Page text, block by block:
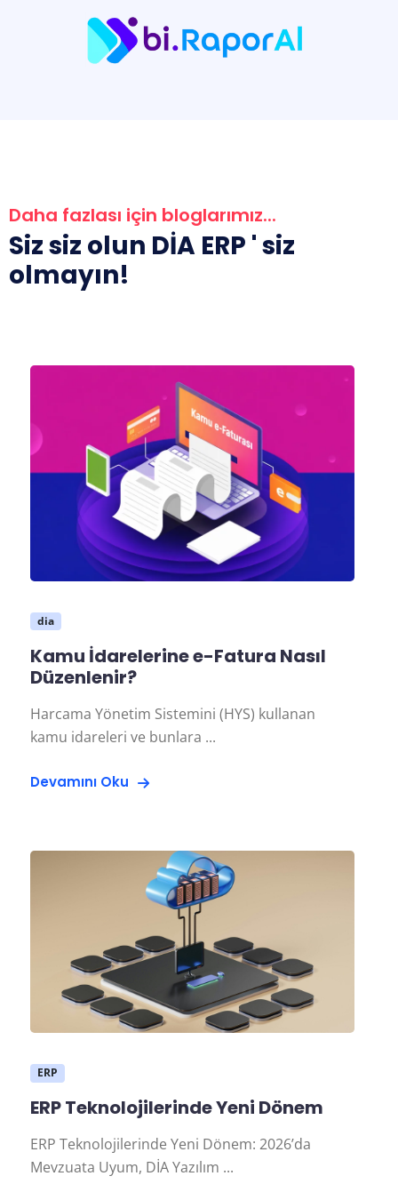
Daha fazlası için bloglarımız...
Siz siz olun DİA ERP ' siz
olmayın!
dia
Kamu İdarelerine e-Fatura Nasıl
Düzenlenir?
Harcama Yönetim Sistemini (HYS) kullanan
kamu idareleri ve bunlara ...
Devamını Oku
ERP
ERP Teknolojilerinde Yeni Dönem
ERP Teknolojilerinde Yeni Dönem: 2026’da
Mevzuata Uyum, DİA Yazılım ...